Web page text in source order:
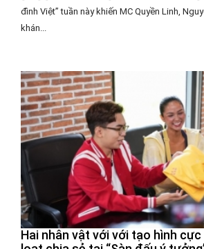
đình Việt” tuần này khiến MC Quyền Linh,
khán...
Hai nhân vật với với tạo hình cực